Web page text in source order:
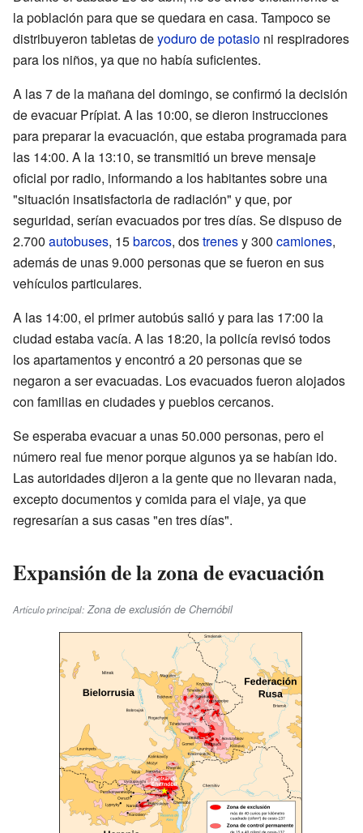
la población para que se quedara en casa. Tampoco se
distribuyeron tabletas deyoduro de potasio ni respiradores
para los niños, ya que no había suficientes.
A las 7 de la mañana del domingo, se confirmó la decisión
de evacuar Prípiat. A las 10:00, se dieron instrucciones
para preparar la evacuación, que estaba programada para
las 14:00. A la 13:10, se transmitió un breve mensaje
oficial por radio, informando a los habitantes sobre una
"situación insatisfactoria de radiación" y que, por
seguridad, serían evacuados por tres días. Se dispuso de
2.700 autobuses, 15barcos, dostrenesy 300 camiones,
además de unas 9.000 personas que se fueron en sus
vehículos particulares.
A las 14:00, el primer autobús salió y para las 17:00 la
ciudad estaba vacía. A las 18:20, la policía revisó todos
los apartamentos y encontró a 20 personas que se
negaron a ser evacuadas. Los evacuados fueron alojados
con familias en ciudades y pueblos cercanos.
Se esperaba evacuar a unas 50.000 personas, pero el
número real fue menor porque algunos ya se habían ido.
Las autoridades dijeron a la gente que no llevaran nada,
excepto documentos y comida para el viaje, ya que
regresarían a sus casas "en tres días".
Expansión de la zona de evacuación
Artículo principal: Zona de exclusión de Chernóbil